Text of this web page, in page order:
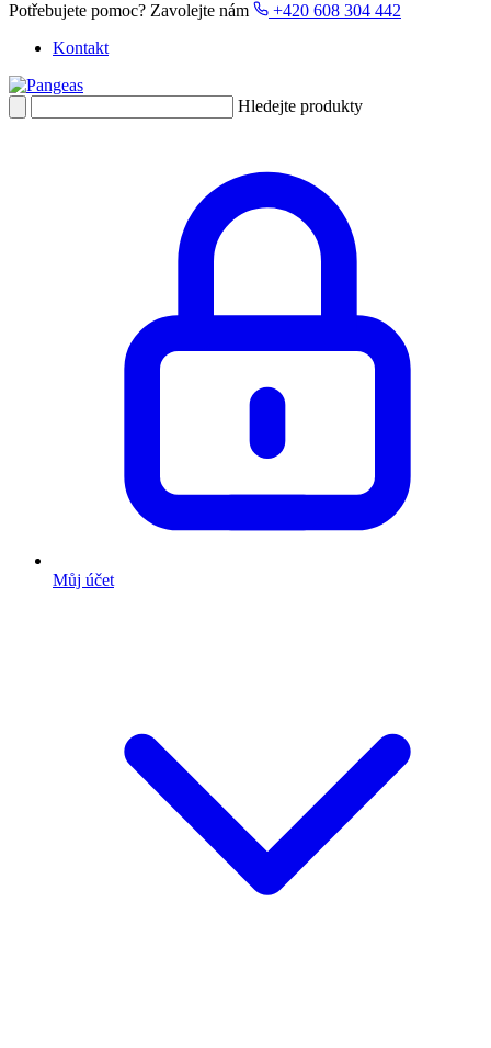
Potřebujete pomoc? Zavolejte nám
+420 608 304 442
Kontakt
Hledejte produkty
Můj účet